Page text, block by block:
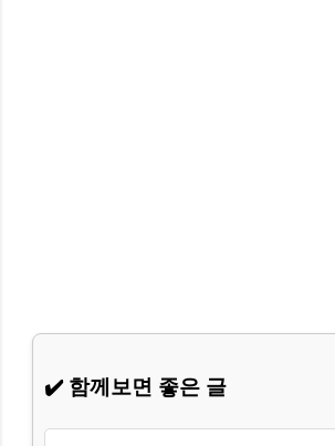
✔️ 함께보면 좋은 글